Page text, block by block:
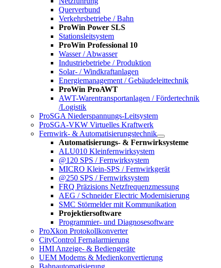
Querverbund
Verkehrsbetriebe / Bahn
ProWin Power SLS
Stationsleitsystem
ProWin Professional 10
Wasser / Abwasser
Industriebetriebe / Produktion
Solar- / Windkraftanlagen
Energiemanagement / Gebäudeleittechnik
ProWin ProAWT
AWT-Warentransportanlagen / Fördertechnik
/Logistik
ProSGA Niederspannungs-Leitsystem
ProSGA-VKW Virtuelles Kraftwerk
Fernwirk- & Automatisierungstechnik
Automatisierungs- & Fernwirksysteme
ALU010 Kleinfernwirksystem
@120 SPS / Fernwirksystem
MICRO Klein-SPS / Fernwirkgerät
@250 SPS / Fernwirksystem
FRQ Präzisions Netzfrequenzmessung
AEG / Schneider Electric Modernisierung
SMC Störmelder mit Kommunikation
Projektiersoftware
Programmier- und Diagnosesoftware
ProXkon Protokollkonverter
CityControl Fernalarmierung
HMI Anzeige- & Bediengeräte
UEM Modems & Medienkonvertierung
Bahnautomatisierung